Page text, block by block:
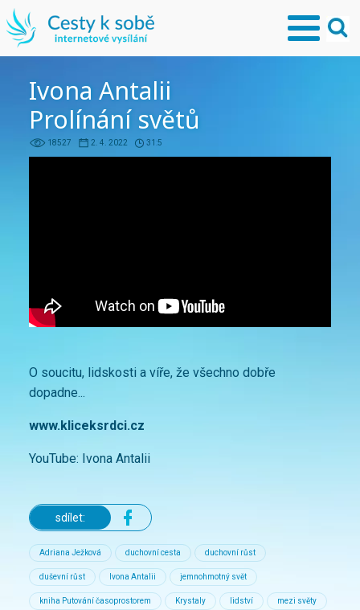
Ivona Antalii
Prolínání světů
18527 2. 4. 2022 31:5
O soucitu, lidskosti a víře, že všechno dobře
dopadne...
www.kliceksrdci.cz
YouTube: Ivona Antalii
sdílet:
Adriana Ježková duchovní cesta duchovní růst
duševní růst Ivona Antalii jemnohmotný svět
kniha Putování časoprostorem Krystaly lidství mezi světy